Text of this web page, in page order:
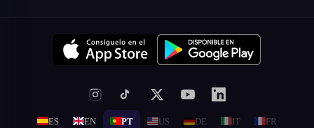
ES EN PT US DE IT FR